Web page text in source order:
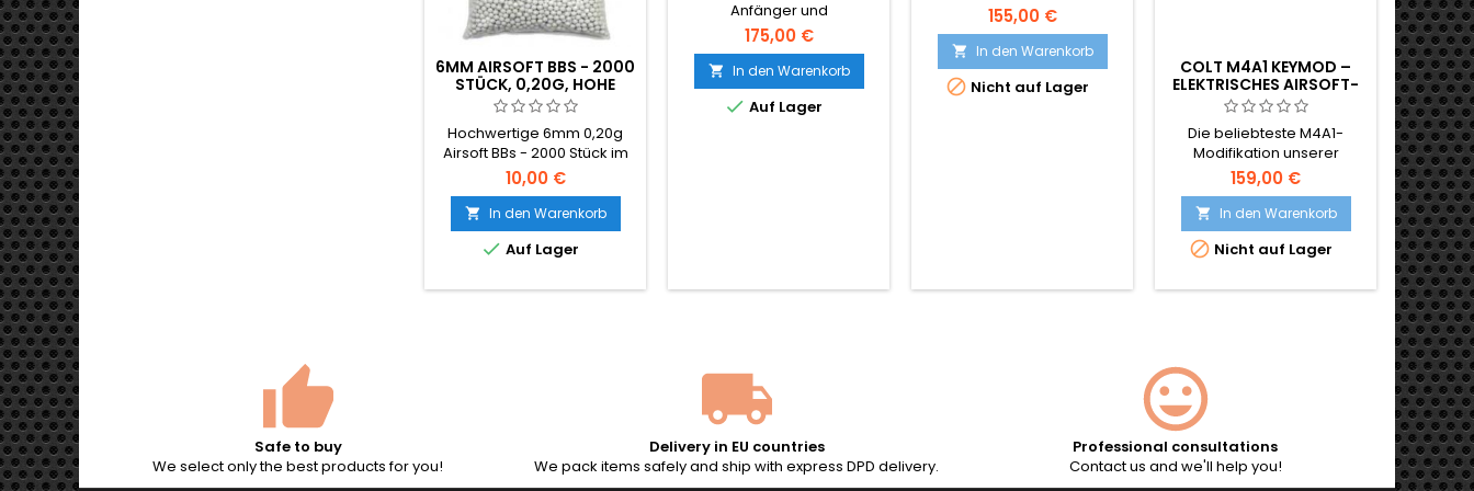
6MM AIRSOFT BBS - 2000
STÜCK, 0,20G, HOHE
QUALITÄT
Hochwertige 6mm 0,20g
Airsoft BBs - 2000 Stück im
Beutel. Das universelle
Standard-BB-Gewicht,
kompatibel mit nahezu
allen AEG-Gewehren und
federbetriebenen Waffen.
gleichmässiger 5,95mm
10,00 €
 In den Warenkorb
 Auf Lager
Anfänger und
Fortgeschrittene mit
Aufrüstungsmöglichkeiten.
Hochwertige Materialien,
sowohl bei der
Verarbeitung als auch bei
175,00 €
 In den Warenkorb
 Auf Lager
elektrisches Airsoft-
Sturmgewehr. Modell:
Cybergun 180860
155,00 €
 In den Warenkorb
 Nicht auf Lager
COLT M4A1 KEYMOD –
ELEKTRISCHES AIRSOFT-
STURMGEWEHR
Die beliebteste M4A1-
Modifikation unserer
Kunden – die Colt M4A1
Keymod, die unter Lizenz
von Colt hergestellt wird
und die originalen
Markenzeichen und
159,00 €
 In den Warenkorb
 Nicht auf Lager


Safe to buy
We select only the best products for you!
Delivery in EU countries
We pack items safely and ship with express DPD delivery.
Professional consultations
Contact us and we'll help you!